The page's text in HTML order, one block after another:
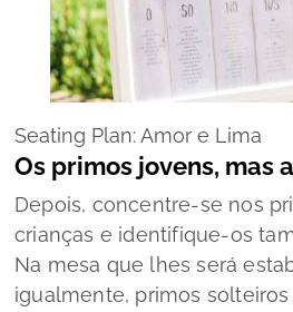
Seating Plan: Amor e Lima
Os primos jovens, mas
Depois, concentre-se nos
crianças e identifique-os
Na mesa que lhes será
igualmente, primos